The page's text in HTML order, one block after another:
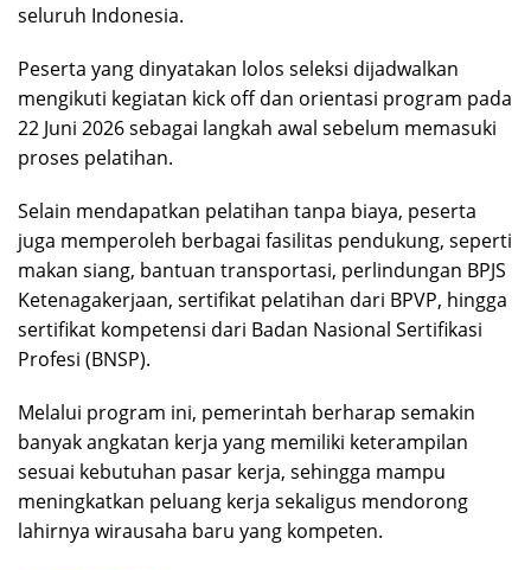
seluruh Indonesia.
Peserta yang dinyatakan lolos seleksi dijadwalkan
mengikuti kegiatan kick off dan orientasi program pada
22 Juni 2026 sebagai langkah awal sebelum memasuki
proses pelatihan.
Selain mendapatkan pelatihan tanpa biaya, peserta
juga memperoleh berbagai fasilitas pendukung, seperti
makan siang, bantuan transportasi, perlindungan BPJS
Ketenagakerjaan, sertifikat pelatihan dari BPVP, hingga
sertifikat kompetensi dari Badan Nasional Sertifikasi
Profesi (BNSP).
Melalui program ini, pemerintah berharap semakin
banyak angkatan kerja yang memiliki keterampilan
sesuai kebutuhan pasar kerja, sehingga mampu
meningkatkan peluang kerja sekaligus mendorong
lahirnya wirausaha baru yang kompeten.